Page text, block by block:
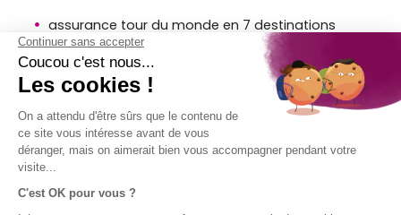
assurance tour du monde en 7 destinations
projet voyage connais ta maison amerique
assurance vacances cuba avi
MENTIONS
Mentions
SOCIÉTÉ
AVI
ACCÈS
Contact
SUIVEZ-